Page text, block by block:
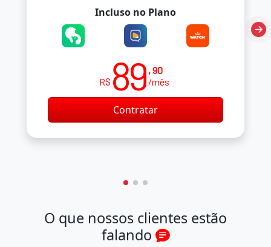
Incluso no Plano
R$ 89 , 90
/mês
Contratar
O que nossos clientes estão
falando